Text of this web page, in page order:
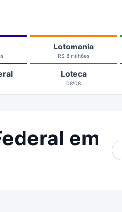
Lotomania
R$ 8 milhões
Loteca
08/08
em